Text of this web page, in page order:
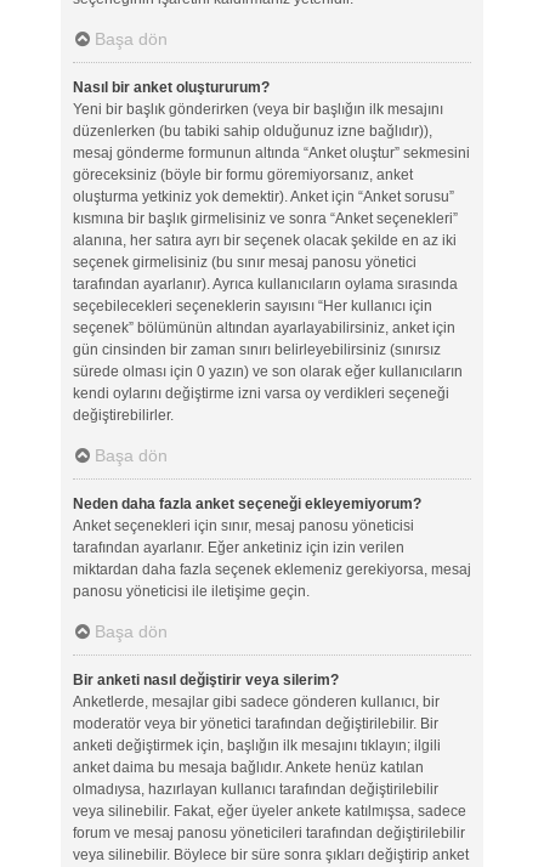
Başa dön
Nasıl bir anket oluştururum?
Yeni bir başlık gönderirken (veya bir başlığın ilk mesajını
düzenlerken (bu tabiki sahip olduğunuz izne bağlıdır)),
mesaj gönderme formunun altında “Anket oluştur” sekmesini
göreceksiniz (böyle bir formu göremiyorsanız, anket
oluşturma yetkiniz yok demektir). Anket için “Anket sorusu”
kısmına bir başlık girmelisiniz ve sonra “Anket seçenekleri”
alanına, her satıra ayrı bir seçenek olacak şekilde en az iki
seçenek girmelisiniz (bu sınır mesaj panosu yönetici
tarafından ayarlanır). Ayrıca kullanıcıların oylama sırasında
seçebilecekleri seçeneklerin sayısını “Her kullanıcı için
seçenek” bölümünün altından ayarlayabilirsiniz, anket için
gün cinsinden bir zaman sınırı belirleyebilirsiniz (sınırsız
sürede olması için 0 yazın) ve son olarak eğer kullanıcıların
kendi oylarını değiştirme izni varsa oy verdikleri seçeneği
değiştirebilirler.
Başa dön
Neden daha fazla anket seçeneği ekleyemiyorum?
Anket seçenekleri için sınır, mesaj panosu yöneticisi
tarafından ayarlanır. Eğer anketiniz için izin verilen
miktardan daha fazla seçenek eklemeniz gerekiyorsa, mesaj
panosu yöneticisi ile iletişime geçin.
Başa dön
Bir anketi nasıl değiştirir veya silerim?
Anketlerde, mesajlar gibi sadece gönderen kullanıcı, bir
moderatör veya bir yönetici tarafından değiştirilebilir. Bir
anketi değiştirmek için, başlığın ilk mesajını tıklayın; ilgili
anket daima bu mesaja bağlıdır. Ankete henüz katılan
olmadıysa, hazırlayan kullanıcı tarafından değiştirilebilir
veya silinebilir. Fakat, eğer üyeler ankete katılmışsa, sadece
forum ve mesaj panosu yöneticileri tarafından değiştirilebilir
veya silinebilir. Böylece bir süre sonra şıkları değiştirip anket